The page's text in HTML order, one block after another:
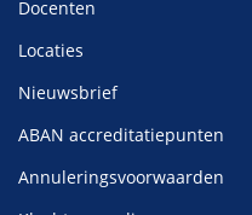
Docenten
Locaties
Nieuwsbrief
ABAN accreditatiepunten
Annuleringsvoorwaarden